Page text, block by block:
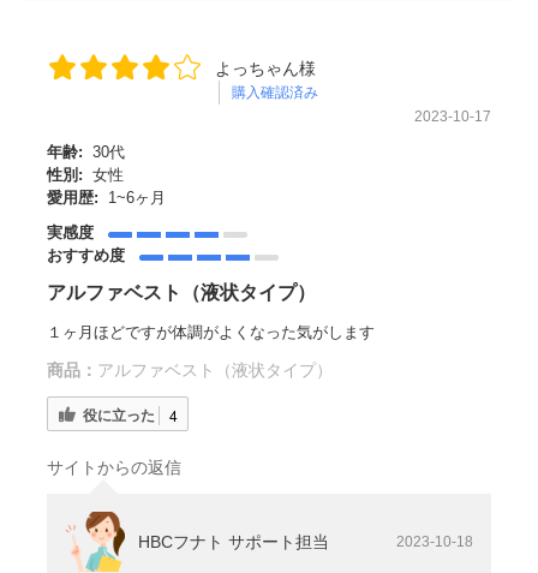
よっちゃん様
購入確認済み
2023-10-17
年齢: 30代
性別: 女性
愛用歴:
1~6ヶ月
実感度
おすすめ度
アルファベスト（液状タイプ）
１ヶ月ほどですが体調がよくなった気がします
商品： アルファベスト（液状タイプ）
役に立った 4
サイトからの返信
HBCフナト サポート担当 2023-10-18